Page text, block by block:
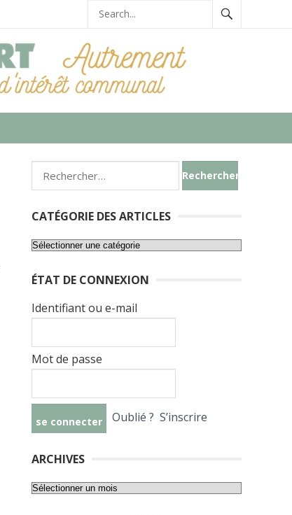
Rechercher :
CATÉGORIE DES ARTICLES
Catégorie
articles
ÉTAT DE CONNEXION
Identifiant ou e-mail
Mot de passe
Oublié ? S’inscrire
ARCHIVES
Archives